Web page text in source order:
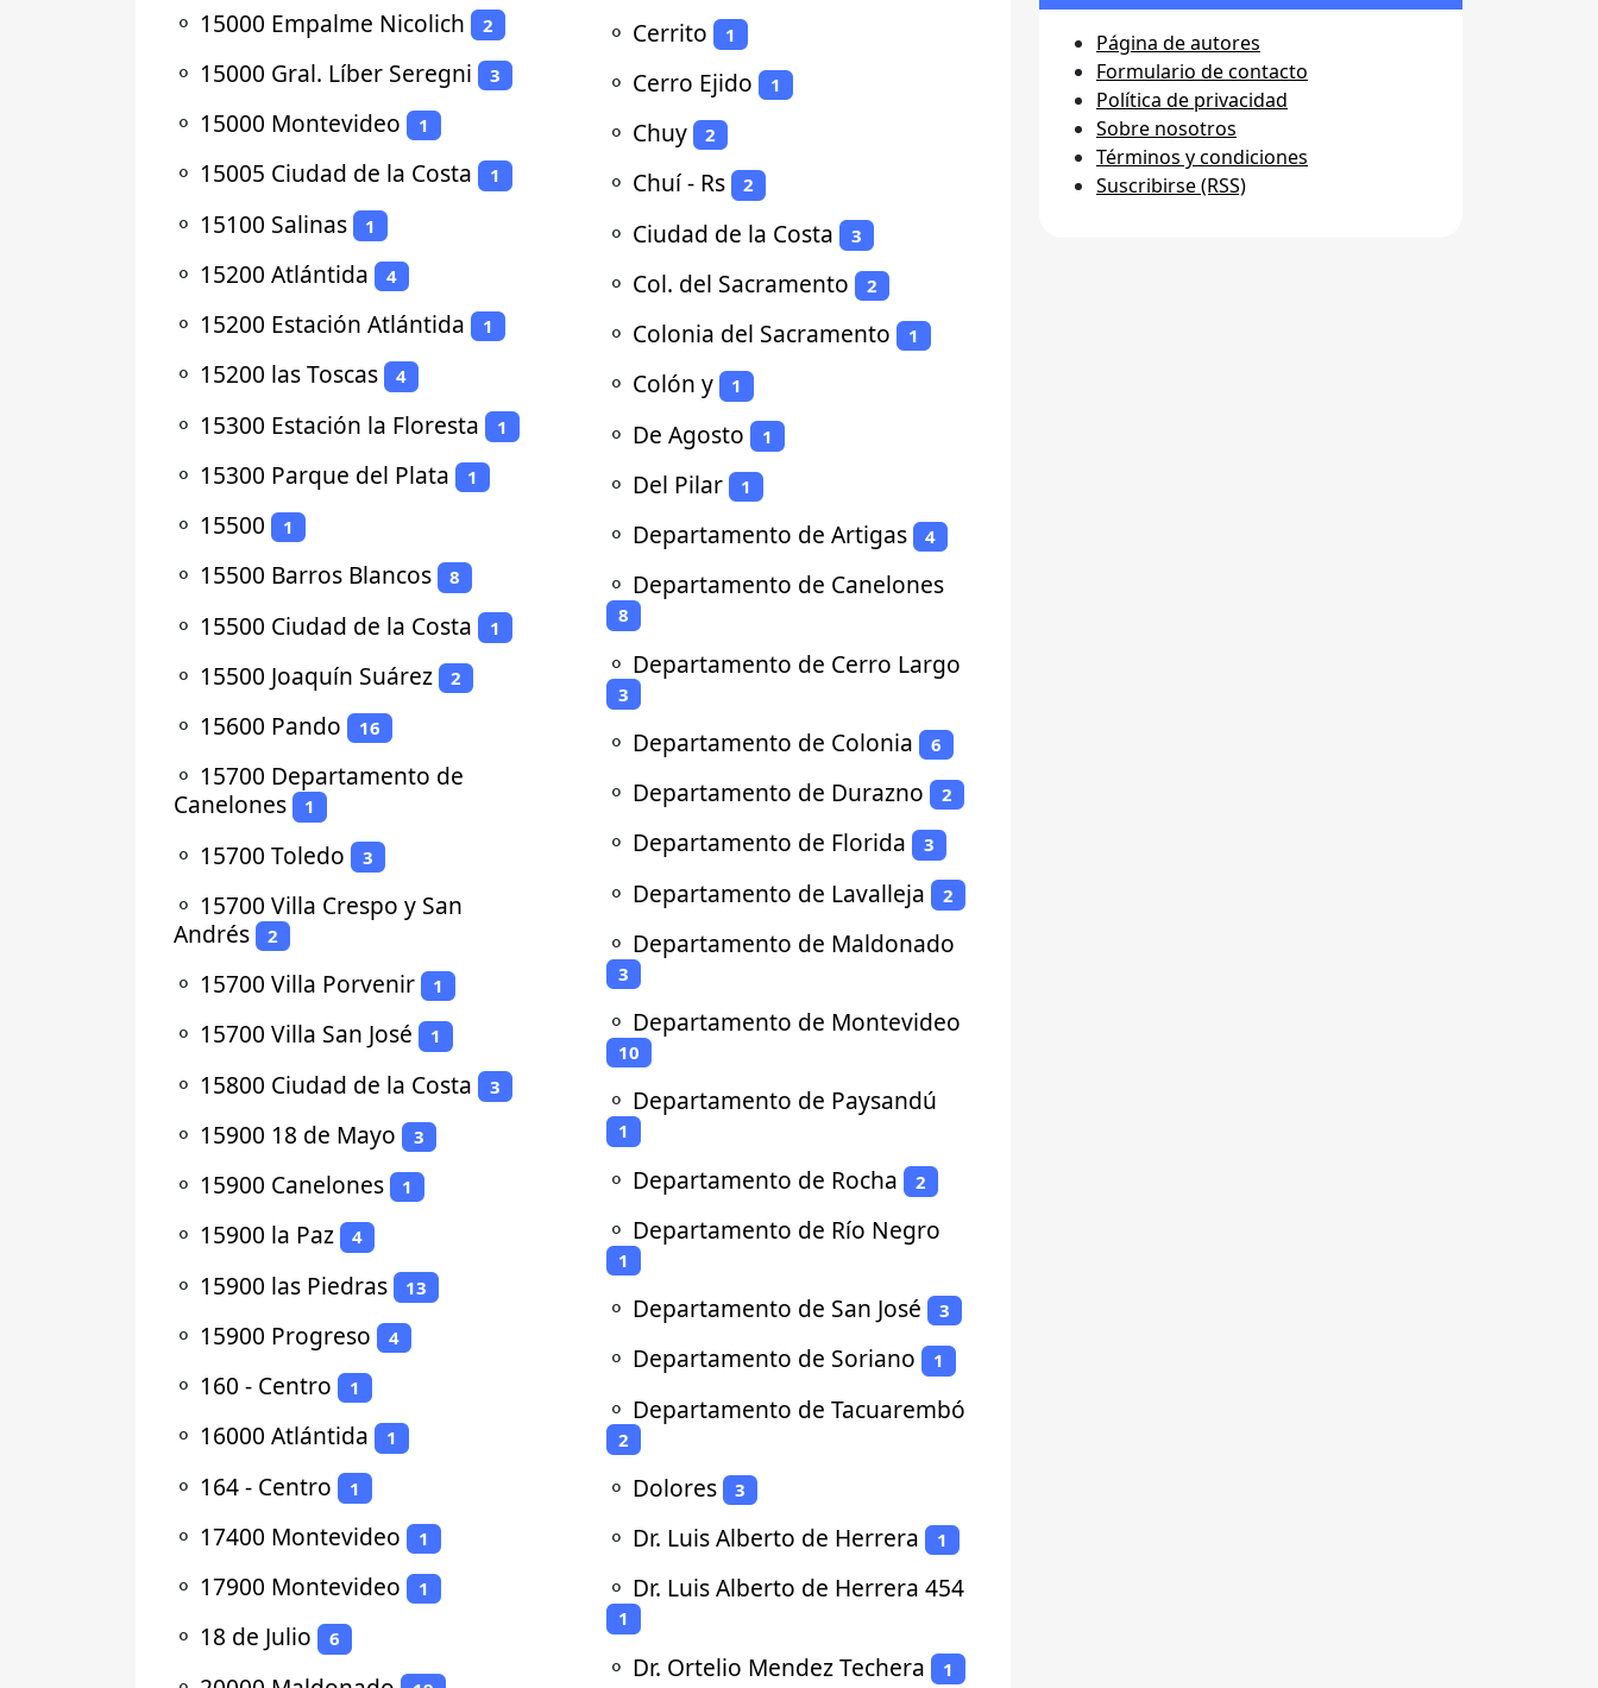
⚬ 15000 Empalme Nicolich 2
⚬ 15000 Gral. Líber Seregni 3
⚬ 15000 Montevideo 1
⚬ 15005 Ciudad de la Costa 1
⚬ 15100 Salinas 1
⚬ 15200 Atlántida 4
⚬ 15200 Estación Atlántida 1
⚬ 15200 las Toscas 4
⚬ 15300 Estación la Floresta 1
⚬ 15300 Parque del Plata 1
⚬ 15500 1
⚬ 15500 Barros Blancos 8
⚬ 15500 Ciudad de la Costa 1
⚬ 15500 Joaquín Suárez 2
⚬ 15600 Pando 16
⚬ 15700 Departamento de
Canelones
1
⚬ 15700 Toledo 3
⚬ 15700 Villa Crespo y San
Andrés
2
⚬ 15700 Villa Porvenir 1
⚬ 15700 Villa San José 1
⚬ 15800 Ciudad de la Costa 3
⚬ 15900 18 de Mayo 3
⚬ 15900 Canelones 1
⚬ 15900 la Paz 4
⚬ 15900 las Piedras 13
⚬ 15900 Progreso 4
⚬ 160 - Centro 1
⚬ 16000 Atlántida 1
⚬ 164 - Centro 1
⚬ 17400 Montevideo 1
⚬ 17900 Montevideo 1
⚬ 18 de Julio 6
⚬ Cerrito 1
⚬ Cerro Ejido 1
⚬ Chuy 2
⚬ Chuí - Rs 2
⚬ Ciudad de la Costa 3
⚬ Col. del Sacramento 2
⚬ Colonia del Sacramento 1
⚬ Colón y 1
⚬ De Agosto 1
⚬ Del Pilar 1
⚬ Departamento de Artigas 4
⚬ Departamento de Canelones
8
⚬ Departamento de Cerro Largo
3
⚬ Departamento de Colonia 6
⚬ Departamento de Durazno 2
⚬ Departamento de Florida 3
⚬ Departamento de Lavalleja 2
⚬ Departamento de Maldonado
3
⚬ Departamento de Montevideo
10
⚬ Departamento de Paysandú
1
⚬ Departamento de Rocha 2
⚬ Departamento de Río Negro
1
⚬ Departamento de San José 3
⚬ Departamento de Soriano 1
⚬ Departamento de Tacuarembó
2
⚬ Dolores 3
⚬ Dr. Luis Alberto de Herrera 1
⚬ Dr. Luis Alberto de Herrera 454
1
⚬ Dr. Ortelio Mendez Techera 1
Página de autores
Formulario de contacto
Política de privacidad
Sobre nosotros
Términos y condiciones
Suscribirse (RSS)